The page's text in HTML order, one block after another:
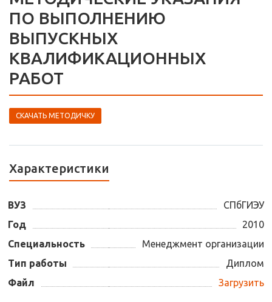
ПО ВЫПОЛНЕНИЮ
ВЫПУСКНЫХ
КВАЛИФИКАЦИОННЫХ
РАБОТ
СКАЧАТЬ МЕТОДИЧКУ
Характеристики
ВУЗ
СПбГИЭУ
Год
2010
Специальность
Менеджмент организации
Тип работы
Диплом
Файл
Загрузить